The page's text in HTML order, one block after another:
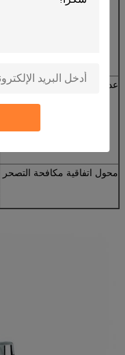
عدسة مساعدة
محول اتفاقية مكافحة التصحر